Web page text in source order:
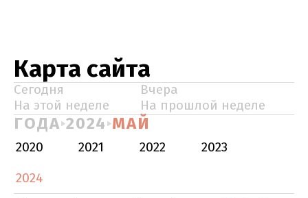
Карта сайта
Сегодня
Вчера
На этой неделе
На прошлой неделе
ГОДА 2024 МАЙ
2020 2021 2022
2023
2024